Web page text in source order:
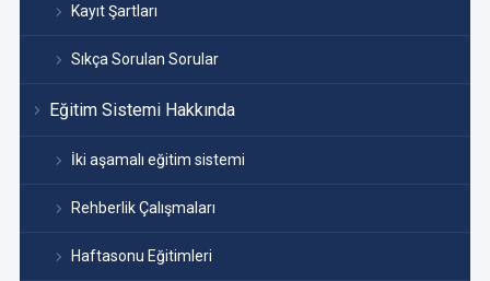
Kayıt Şartları
Sıkça Sorulan Sorular
Eğitim Sistemi Hakkında
İki aşamalı eğitim sistemi
Rehberlik Çalışmaları
Haftasonu Eğitimleri